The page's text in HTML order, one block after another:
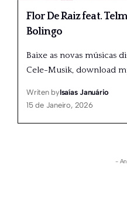
Flor De Raiz feat.
Bolingo
Baixe as novas músicas
Cele-Musik, download
Writen byIsaías Januário
15 de Janeiro, 2026
-